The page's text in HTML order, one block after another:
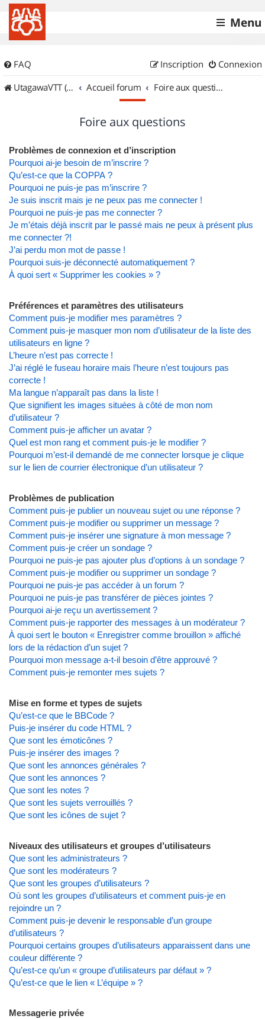
Menu
FAQ Connexion
Inscription
UtagawaVTT (Randos VTT et VTTAE avec traces GPS)
Accueil forum Foire aux questions
Foire aux questions
Problèmes de connexion et d’inscription
Pourquoi ai-je besoin de m’inscrire ?
Qu’est-ce que la COPPA ?
Pourquoi ne puis-je pas m’inscrire ?
Je suis inscrit mais je ne peux pas me connecter !
Pourquoi ne puis-je pas me connecter ?
Je m’étais déjà inscrit par le passé mais ne peux à présent plus
me connecter ?!
J’ai perdu mon mot de passe !
Pourquoi suis-je déconnecté automatiquement ?
À quoi sert « Supprimer les cookies » ?
Préférences et paramètres des utilisateurs
Comment puis-je modifier mes paramètres ?
Comment puis-je masquer mon nom d’utilisateur de la liste des
utilisateurs en ligne ?
L’heure n’est pas correcte !
J’ai réglé le fuseau horaire mais l’heure n’est toujours pas
correcte !
Ma langue n’apparaît pas dans la liste !
Que signifient les images situées à côté de mon nom
d’utilisateur ?
Comment puis-je afficher un avatar ?
Quel est mon rang et comment puis-je le modifier ?
Pourquoi m’est-il demandé de me connecter lorsque je clique
sur le lien de courrier électronique d’un utilisateur ?
Problèmes de publication
Comment puis-je publier un nouveau sujet ou une réponse ?
Comment puis-je modifier ou supprimer un message ?
Comment puis-je insérer une signature à mon message ?
Comment puis-je créer un sondage ?
Pourquoi ne puis-je pas ajouter plus d’options à un sondage ?
Comment puis-je modifier ou supprimer un sondage ?
Pourquoi ne puis-je pas accéder à un forum ?
Pourquoi ne puis-je pas transférer de pièces jointes ?
Pourquoi ai-je reçu un avertissement ?
Comment puis-je rapporter des messages à un modérateur ?
À quoi sert le bouton « Enregistrer comme brouillon » affiché
lors de la rédaction d’un sujet ?
Pourquoi mon message a-t-il besoin d’être approuvé ?
Comment puis-je remonter mes sujets ?
Mise en forme et types de sujets
Qu’est-ce que le BBCode ?
Puis-je insérer du code HTML ?
Que sont les émoticônes ?
Puis-je insérer des images ?
Que sont les annonces générales ?
Que sont les annonces ?
Que sont les notes ?
Que sont les sujets verrouillés ?
Que sont les icônes de sujet ?
Niveaux des utilisateurs et groupes d’utilisateurs
Que sont les administrateurs ?
Que sont les modérateurs ?
Que sont les groupes d’utilisateurs ?
Où sont les groupes d’utilisateurs et comment puis-je en
rejoindre un ?
Comment puis-je devenir le responsable d’un groupe
d’utilisateurs ?
Pourquoi certains groupes d’utilisateurs apparaissent dans une
couleur différente ?
Qu’est-ce qu’un « groupe d’utilisateurs par défaut » ?
Qu’est-ce que le lien « L’équipe » ?
Messagerie privée